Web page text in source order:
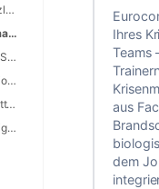
Eifert-Systems - Einsatzleitsoftware EDP-4
Eurocommand - CommandX
Leitstellen Informations System (LIS)
Lunasoft - ELS-Professional
DE-ALARM / 3PI-Schnittstelle
Alarmserver zur serverseitigen E-Mail-Auswertung
Ihres
Teams
aus
dem